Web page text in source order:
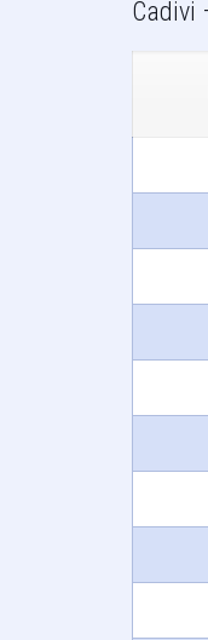
Cadivi